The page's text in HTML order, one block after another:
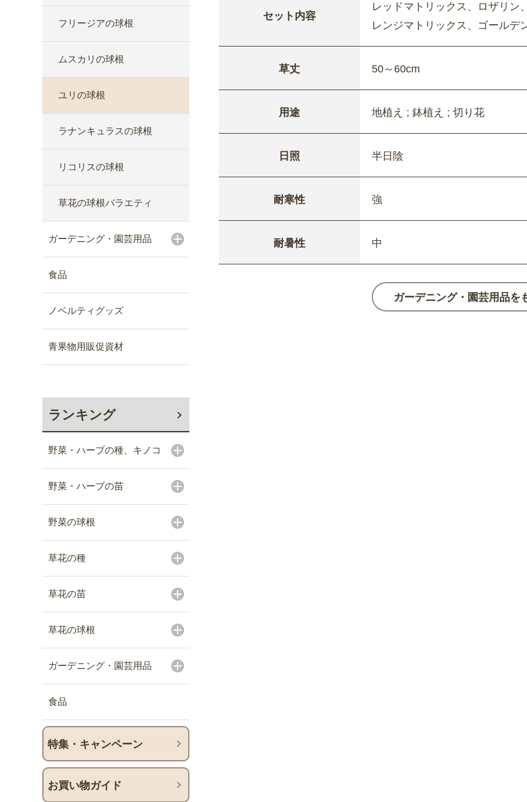
フリージアの球根
ムスカリの球根
ユリの球根
ラナンキュラスの球根
リコリスの球根
草花の球根バラエティ
ガーデニング・園芸用品
食品
ノベルティグッズ
青果物用販促資材
ランキング
野菜・ハーブの種、キノコ
野菜・ハーブの苗
野菜の球根
草花の種
草花の苗
草花の球根
ガーデニング・園芸用品
食品
特集・キャンペーン
お買い物ガイド
セット内容
レッドマトリックス、ロザリン
レンジマトリックス、ゴールデ
草丈 50～60cm
用途 地植え ; 鉢植え ; 切り花
日照 半日陰
耐寒性 強
耐暑性 中
ガーデニング・園芸用品を